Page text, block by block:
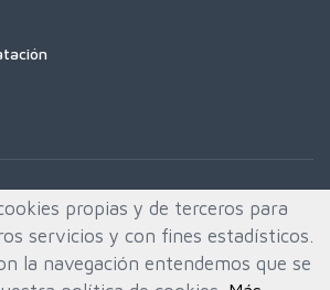
propias y de terceros para
servicios y con fines estadísticos.
la navegación entendemos que se